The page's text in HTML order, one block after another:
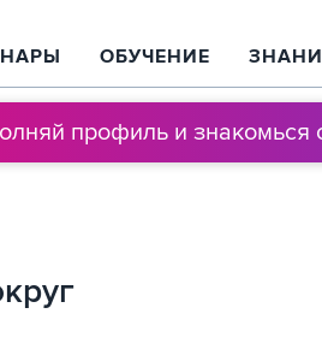
ОБУЧЕНИЕ
профиль и